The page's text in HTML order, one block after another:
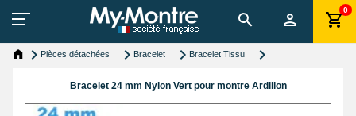
0
Pièces détachées Bracelet Bracelet Tissu
Bracelet 24 mm Nylon Vert pour montre Ardillon